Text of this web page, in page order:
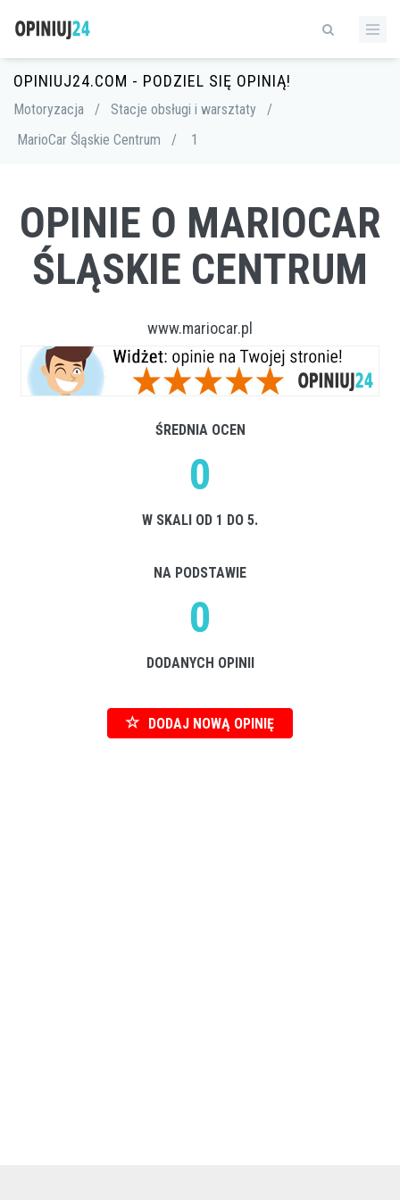
OPINIUJ24.COM - PODZIEL SIĘ OPINIĄ!
Motoryzacja / Stacje obsługi i warsztaty
/
MarioCar Śląskie Centrum
/ 1
OPINIE O MARIOCAR
ŚLĄSKIE CENTRUM
www.mariocar.pl
ŚREDNIA OCEN
0
W SKALI OD 1 DO 5.
NA PODSTAWIE
0
DODANYCH OPINII
DODAJ NOWĄ OPINIĘ